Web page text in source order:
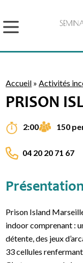
Accueil »Activités
PRISON
2:00 150
04 20 20 71 67
Présentation
Prison Island
indoor comprenant :
détente, des jeux
33 cellules